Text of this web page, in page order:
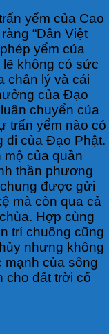
yểm của Cao
“Dân Việt
yểm của
lẽ không có sức
chân lý và cái
của Đạo
chuyển của
trấn yểm nào có
đi của Đạo Phật.
mộ của quần
thần phương
được gửi
mà còn qua cả
Hợp cùng
trí chuông cũng
nhưng không
mạnh của sông
cho đất trời cố